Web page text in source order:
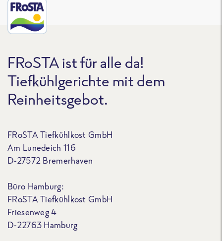
FRoSTA ist für alle da!
Tiefkühlgerichte mit dem
Reinheitsgebot.
FRoSTA Tiefkühlkost GmbH
Am Lunedeich 116
D-27572 Bremerhaven
Büro Hamburg:
FRoSTA Tiefkühlkost GmbH
Friesenweg 4
D-22763 Hamburg